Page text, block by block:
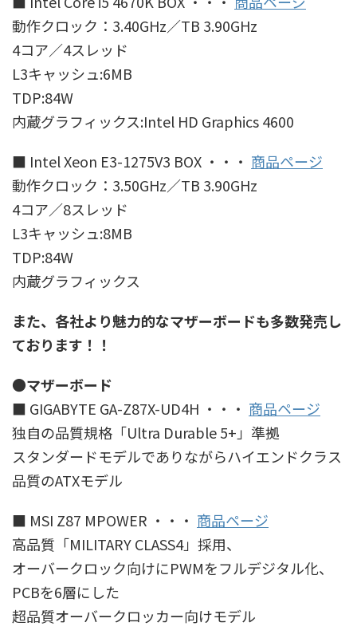
動作クロック：3.40GHz／TB 3.90GHz
4コア／4スレッド
L3キャッシュ:6MB
TDP:84W
内蔵グラフィックス:Intel HD Graphics 4600
■ Intel Xeon E3-1275V3 BOX ・・・ 商品ページ
動作クロック：3.50GHz／TB 3.90GHz
4コア／8スレッド
L3キャッシュ:8MB
TDP:84W
内蔵グラフィックス
また、各社より魅力的なマザーボードも多数発売し
ております！！
●マザーボード
■ GIGABYTE GA-Z87X-UD4H ・・・ 商品ページ
独自の品質規格「Ultra Durable 5+」準拠
スタンダードモデルでありながらハイエンドクラス
品質のATXモデル
■ MSI Z87 MPOWER ・・・ 商品ページ
高品質「MILITARY CLASS4」採用、
オーバークロック向けにPWMをフルデジタル化、
PCBを6層にした
超品質オーバークロッカー向けモデル